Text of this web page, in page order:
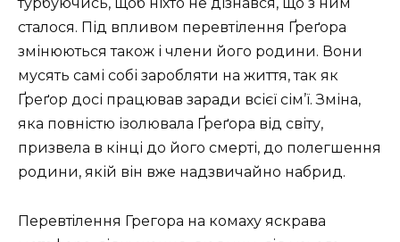
турбуючись, щоб ніхто не дізнався, що з ним
сталося. Під впливом перевтілення Ґреґора
змінюються також і члени його родини. Вони
мусять самі собі заробляти на життя, так як
Ґреґор досі працював заради всієї сім’ї. Зміна,
яка повністю ізолювала Ґреґора від світу,
призвела в кінці до його смерті, до полегшення
родини, якій він вже надзвичайно набрид.
Перевтiлення Грегора на комаху яскрава